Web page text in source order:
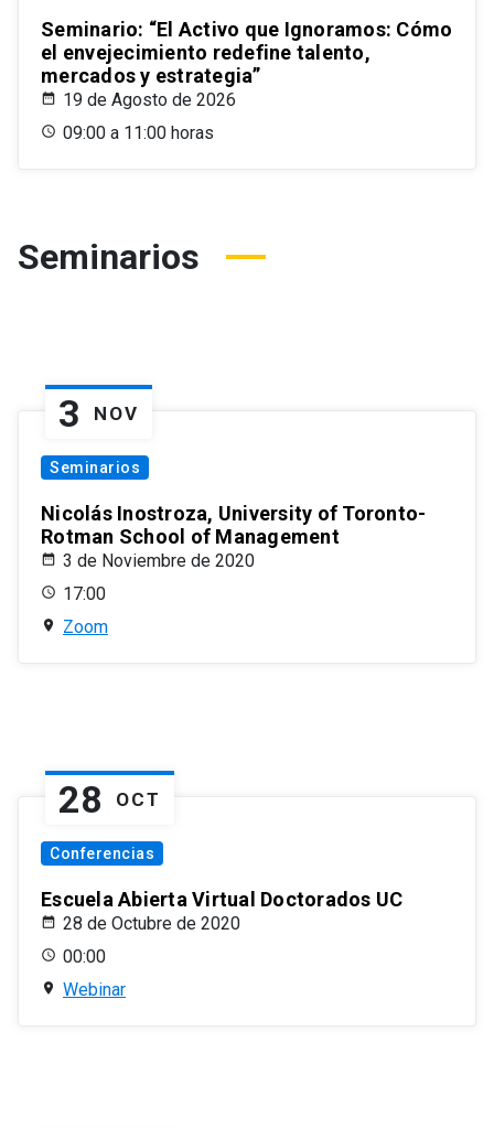
Seminario: “El Activo que Ignoramos: Cómo
el envejecimiento redefine talento,
mercados y estrategia”
19 de Agosto de 2026
09:00 a 11:00 horas
Seminarios
3 NOV
Seminarios
Nicolás Inostroza, University of Toronto-
Rotman School of Management
3 de Noviembre de 2020
17:00
Zoom
28 OCT
Conferencias
Escuela Abierta Virtual Doctorados UC
28 de Octubre de 2020
00:00
Webinar